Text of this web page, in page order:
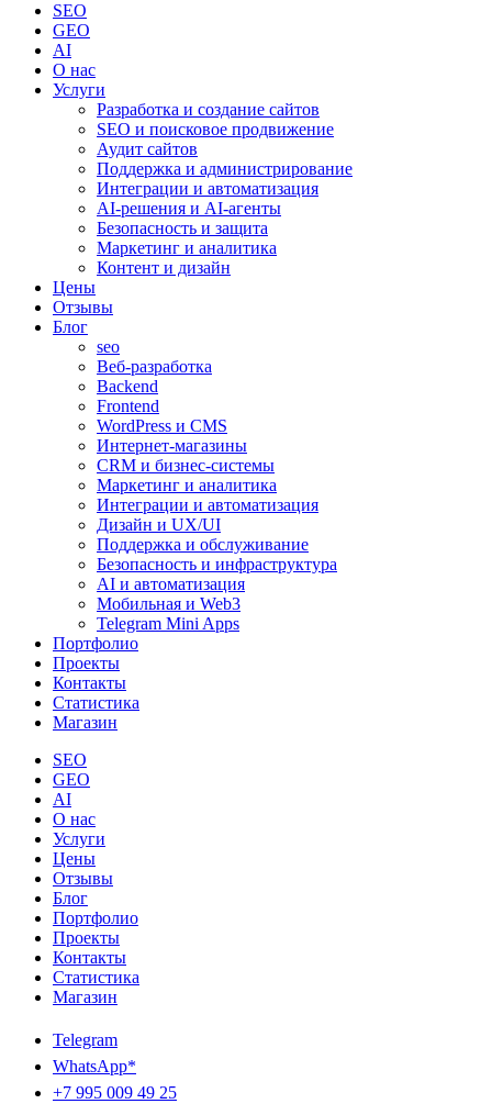
SEO
GEO
AI
О нас
Услуги
Разработка и создание сайтов
SEO и поисковое продвижение
Аудит сайтов
Поддержка и администрирование
Интеграции и автоматизация
AI-решения и AI-агенты
Безопасность и защита
Маркетинг и аналитика
Контент и дизайн
Цены
Отзывы
Блог
seo
Веб-разработка
Backend
Frontend
WordPress и CMS
Интернет-магазины
CRM и бизнес-системы
Маркетинг и аналитика
Интеграции и автоматизация
Дизайн и UX/UI
Поддержка и обслуживание
Безопасность и инфраструктура
AI и автоматизация
Мобильная и Web3
Telegram Mini Apps
Портфолио
Проекты
Контакты
Статистика
Магазин
SEO
GEO
AI
О нас
Услуги
Цены
Отзывы
Блог
Портфолио
Проекты
Контакты
Статистика
Магазин
Telegram
WhatsApp*
+7 995 009 49 25